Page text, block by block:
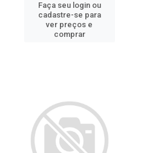
Faça seu login ou
cadastre-se para
ver preços e
comprar